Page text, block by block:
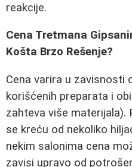
reakcije.
Cena Tretmana
Košta Brzo Rešenje?
Cena varira u zavisnosti
korišćenih preparata i
zahteva više materijala).
se kreću od nekoliko
nekim salonima cena
zavisi upravo od